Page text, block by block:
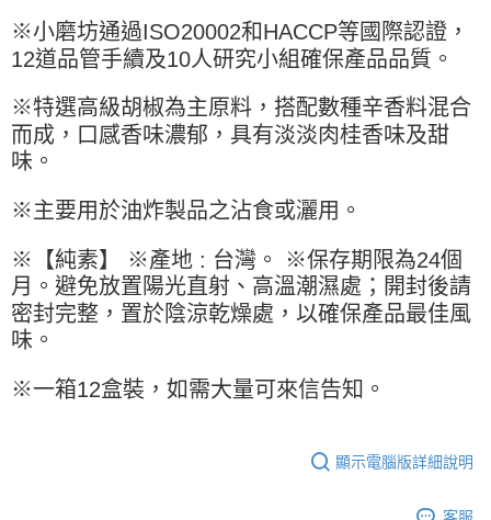
※ 請注意：結帳手續完成當下不需立刻繳費，但若您需要取消訂單，請聯絡
購買商品的店家。未經商家同意取消之訂單仍視為有效，需透過AFTEE先享
後付繳納相關費用。
是否繳費成功／繳費後需取消欲退款等相關疑問，請聯繫「AFTEE先享後付
客戶支援中心」https://netprotections.freshdesk.com/support/home
【注意事項】
易，需依本服務之必要範圍內提供個人資料，並將交易相關給付款項請求債
２．關於個人資料處理事宜，請瀏覽以下網址：
https://aftee.tw/terms/#terms3
３．未成年的使用者請事先徵得法定代理人或監護人之同意方可使用
「AFTEE先享後付」，若未經同意申辦者引起之損失，本公司不負相關責
任。
４．使用「AFTEE先享後付」時，將依據個別帳號之用戶狀況，依本公司即
請求用戶進行身份認證。
每筆NT$90，滿NT$990(含以上)免運費
kg
每筆NT$90，滿NT$990(含以上)免運費
付款後7-11取貨-重量限制含紙箱10kg，請控制商品重量在9~
9.5kg
宅配-新竹物流
每筆NT$150，滿NT$2,000(含以上)免運費
離島客戶-中華郵政
※小磨坊通過ISO20002和HACCP等國際認證，
12道品管手續及10人研究小組確保產品品質。
※特選高級胡椒為主原料，搭配數種辛香料混合
而成，口感香味濃郁，具有淡淡肉桂香味及甜
味。
※主要用於油炸製品之沾食或灑用。
※【純素】 ※產地 : 台灣。 ※保存期限為24個
月。避免放置陽光直射、高溫潮濕處；開封後請
密封完整，置於陰涼乾燥處，以確保產品最佳風
味。
※一箱12盒裝，如需大量可來信告知。
顯示電腦版詳細說明